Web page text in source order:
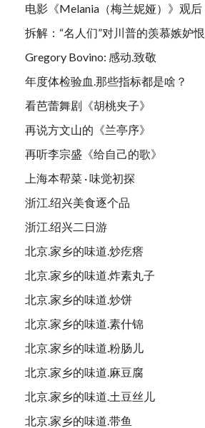
电影《Melania（梅兰妮娅）》观后
拆解：“名人们”对川普的羡慕嫉妒恨
Gregory Bovino: 感动.致敬
年度体检验血.那些指标都是啥？
看芭蕾舞剧《胡桃夹子》
再说方文山的《兰亭序》
再听李宗盛《给自己的歌》
上海本帮菜 · 味觉初探
浙江.绍兴美食逐个品
浙江.绍兴二日游
北京.家乡的味道.炒疙瘩
北京.家乡的味道.炸素丸子
北京.家乡的味道.炒饼
北京.家乡的味道.素什锦
北京.家乡的味道.粉肠儿
北京.家乡的味道.麻豆腐
北京.家乡的味道.土豆丝儿
北京.家乡的味道.带鱼